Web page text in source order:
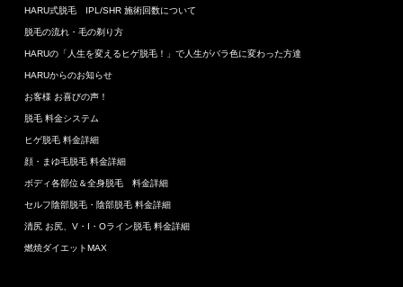
HARU式脱毛 IPL/SHR 施術回数について
脱毛の流れ・毛の剃り方
HARUの「人生を変えるヒゲ脱毛！」で人生がバラ色に変わった方達
HARUからのお知らせ
お客様 お喜びの声！
脱毛 料金システム
ヒゲ脱毛 料金詳細
顔・まゆ毛脱毛 料金詳細
ボディ各部位＆全身脱毛 料金詳細
セルフ陰部脱毛・陰部脱毛 料金詳細
清尻 お尻、V・I・Oライン脱毛 料金詳細
燃焼ダイエットMAX